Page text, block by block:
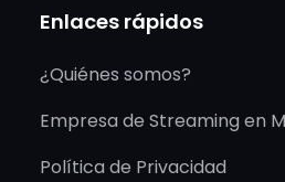
Enlaces rápidos
¿Quiénes somos?
Empresa de Streaming en
Política de Privacidad